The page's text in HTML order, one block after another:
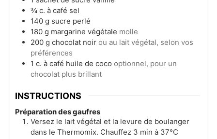
¾ c. à café sel
140 g sucre perlé
180 g margarine végétale molle
200 g chocolat noir ou au lait végétal, selon vos
préférences
1 c. à café huile de coco optionnel, pour un
chocolat plus brillant
INSTRUCTIONS
Préparation des gaufres
Versez le lait végétal et la levure de boulanger
dans le Thermomix. Chauffez 3 min à 37°C